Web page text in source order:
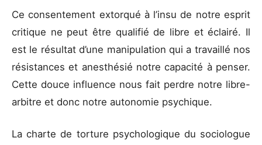
Ce consentement extorqué à l’insu de notre esprit
critique ne peut être qualifié de libre et éclairé. Il
est le résultat d’une manipulation qui a travaillé nos
résistances et anesthésié notre capacité à penser.
Cette douce influence nous fait perdre notre libre-
arbitre et donc notre autonomie psychique.
La charte de torture psychologique du sociologue